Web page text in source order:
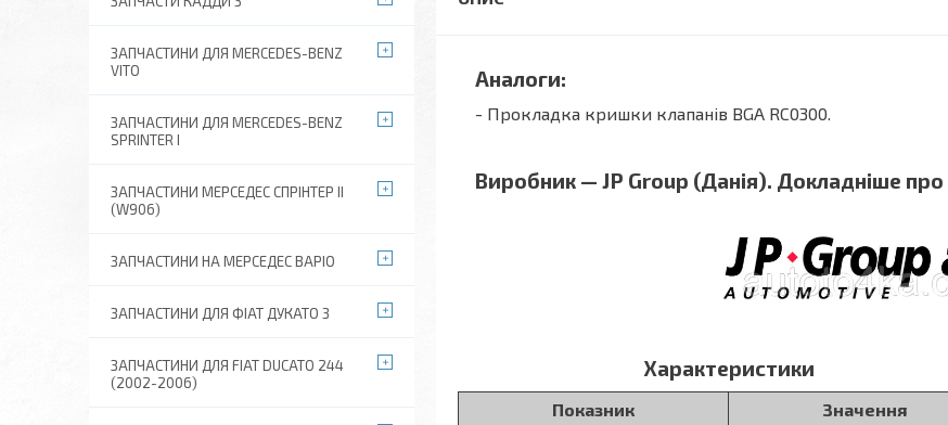
Аналоги:
- Прокладка кришки клапанів BGA RC0300.
Виробник — JP Group (Данія). Докладніше про
Характеристики
Показник Значення
ЗАПЧАСТИНИ ДЛЯ MERCEDES-BENZ
VITO
ЗАПЧАСТИНИ ДЛЯ MERCEDES-BENZ
SPRINTER I
ЗАПЧАСТИНИ МЕРСЕДЕС СПРІНТЕР II
(W906)
ЗАПЧАСТИНИ НА МЕРСЕДЕС ВАРІО
ЗАПЧАСТИНИ ДЛЯ ФІАТ ДУКАТО 3
ЗАПЧАСТИНИ ДЛЯ FIAT DUCATO 244
(2002-2006)